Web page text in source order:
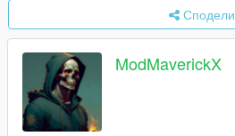
Сподели
ModMaverickX